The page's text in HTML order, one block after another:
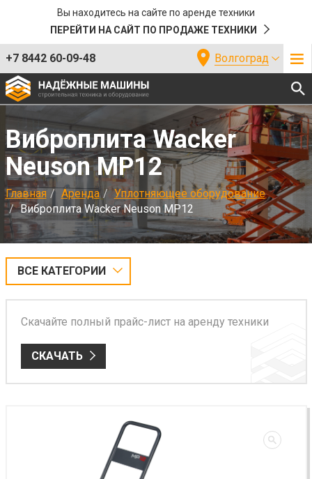
Вы находитесь на сайте по аренде техники
ПЕРЕЙТИ НА САЙТ ПО ПРОДАЖЕ ТЕХНИКИ
+7 8442 60-09-48 Волгоград
Виброплита Wacker
Neuson MP12
Главная Аренда
Уплотняющее оборудование
Виброплита Wacker Neuson MP12
ВСЕ КАТЕГОРИИ
Скачайте полный прайс-лист на аренду техники
СКАЧАТЬ